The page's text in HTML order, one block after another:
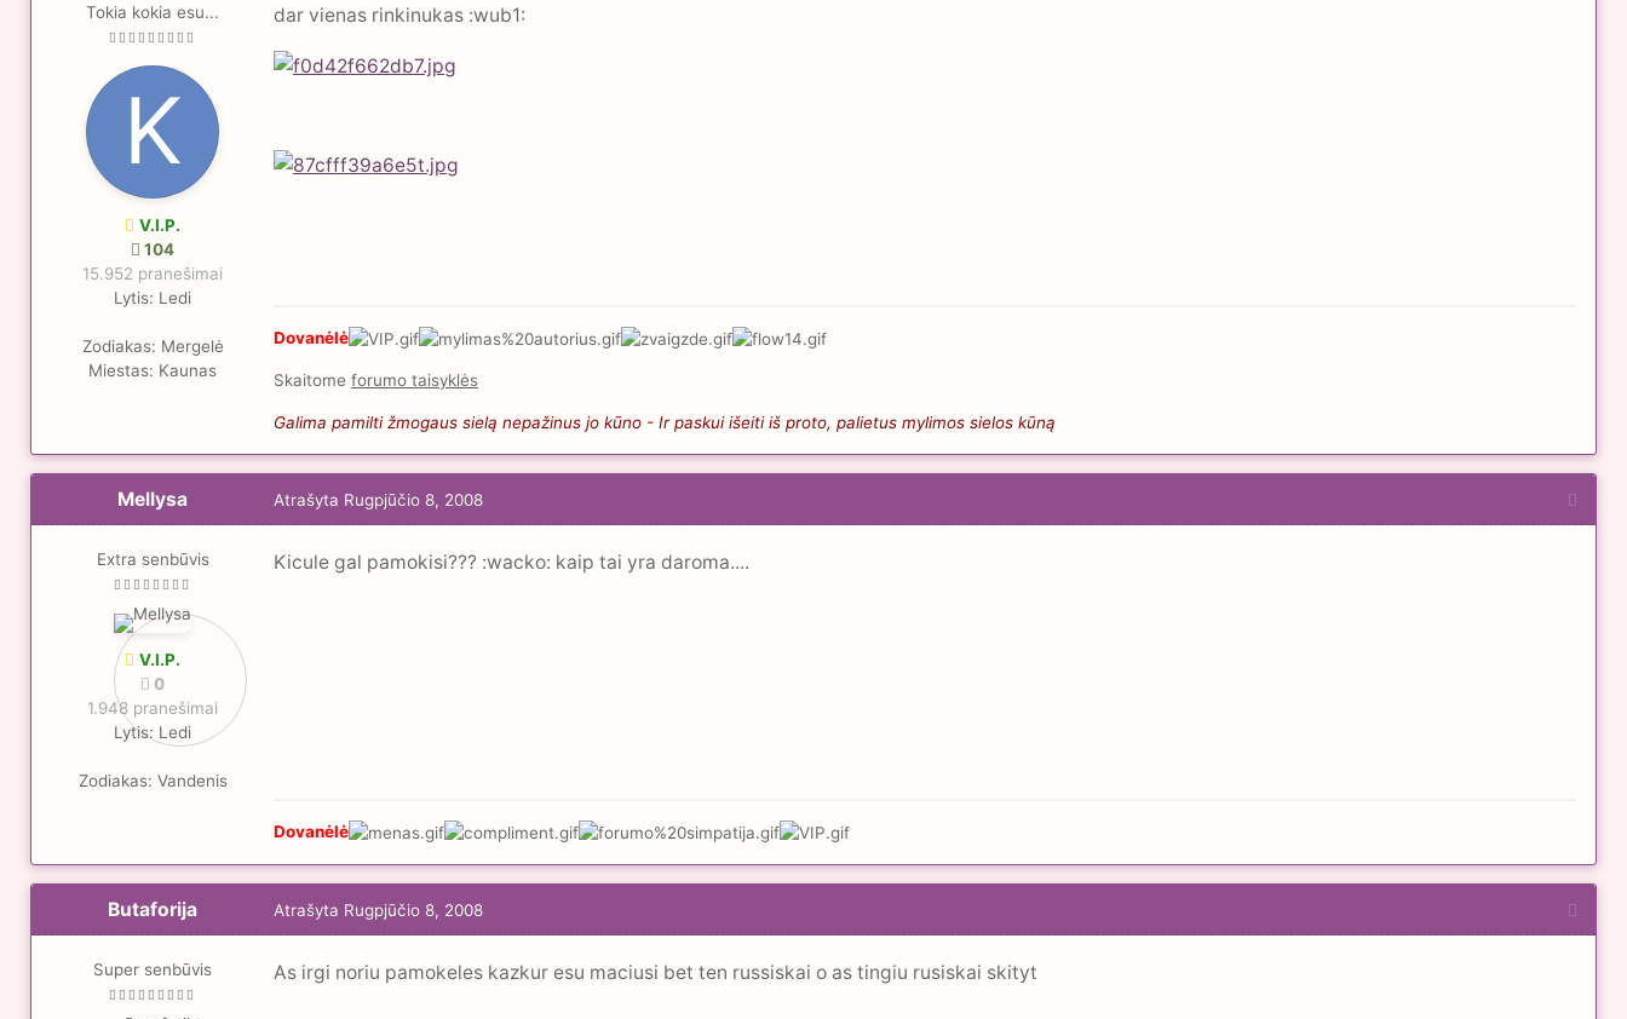
Tokia kokia esu...
V.I.P.
104
15.952 pranešimai
Lytis: Ledi
Zodiakas: Mergelė
Miestas: Kaunas
dar vienas rinkinukas :wub1:
Dovanėlė
Skaitome forumo taisyklės
Galima pamilti žmogaus sielą nepažinus jo kūno - Ir paskui išeiti iš proto, palietus mylimos sielos kūną
Mellysa
Extra senbūvis
V.I.P.
0
1.948 pranešimai
Lytis: Ledi
Zodiakas: Vandenis
Atrašyta Rugpjūčio 8, 2008
Kicule gal pamokisi??? :wacko: kaip tai yra daroma....
Dovanėlė
Butaforija
Super senbūvis
Atrašyta Rugpjūčio 8, 2008
As irgi noriu pamokeles kazkur esu maciusi bet ten russiskai o as tingiu rusiskai skityt